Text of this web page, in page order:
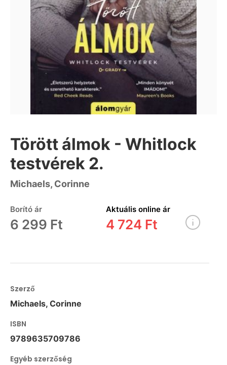
Törött álmok - Whitlock
testvérek 2.
Michaels, Corinne
Borító ár
6 299 Ft
Aktuális online ár
4 724 Ft
Szerző
Michaels, Corinne
ISBN
9789635709786
Egyéb szerzőség